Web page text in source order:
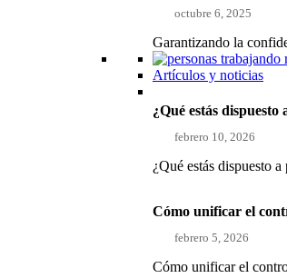
octubre 6, 2025
Garantizando la
Artículos y noticias
¿Qué estás
febrero 10, 2026
¿Qué estás dispuesto
Cómo unificar el
febrero 5, 2026
Cómo unificar el